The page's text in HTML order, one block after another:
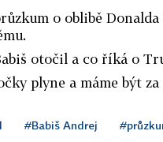
o oblibě
otočil a co říká o
plyne a máme být
#Babiš Andrej